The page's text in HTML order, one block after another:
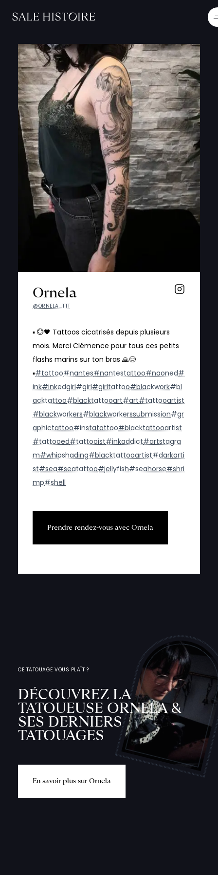
Ornela
@ORNELA_TTT
▪️ 💮🖤 Tattoos cicatrisés depuis plusieurs
mois. Merci Clémence pour tous ces petits
flashs marins sur ton bras 🙏😊
▪️#tattoo#nantes#nantestattoo#naoned#
ink#inkedgirl#girl#girltattoo#blackwork#bl
acktattoo#blacktattooart#art#tattooartist
#blackworkers#blackworkerssubmission#gr
aphictattoo#instatattoo#blacktattooartist
#tattooed#tattooist#inkaddict#artstagra
m#whipshading#blacktattooartist#darkarti
st#sea#seatattoo#jellyfish#seahorse#shri
mp#shell
Prendre rendez-vous avec Ornela
CE TATOUAGE VOUS PLAÎT ?
DÉCOUVREZ LA
TATOUEUSE ORNELA &
SES DERNIERS
TATOUAGES
En savoir plus sur Ornela